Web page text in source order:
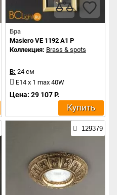
Бра
Masiero VE 1192 A1 P
Коллекция: Brass & spots
В: 24 см
E14 x 1 max 40W
Цена: 29 107 Р.
Купить
129379